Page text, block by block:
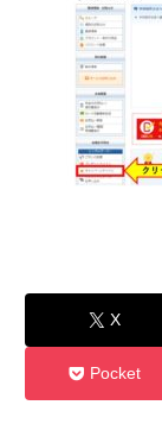
X
Pocket